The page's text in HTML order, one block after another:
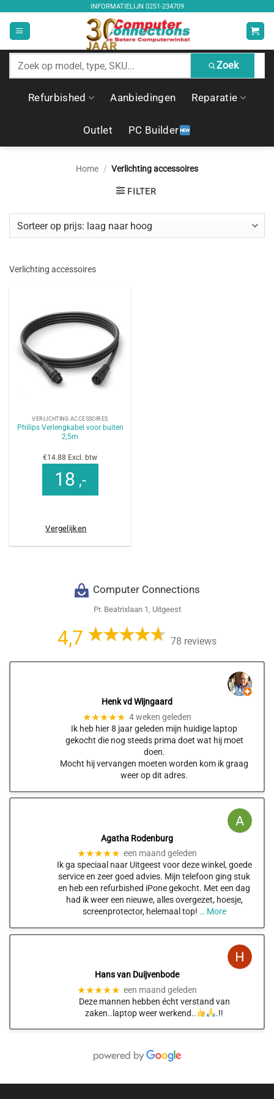
inhoud
INFORMATIELIJN 0251-234709
Zoek
producten
Zoek
Refurbished Aanbiedingen Reparatie
Outlet PC Builder
Home / Verlichting accessoires
FILTER
Verlichting accessoires
VERLICHTING ACCESSOIRES
Philips Verlengkabel voor buiten
2,5m
€14.88 Excl. btw
18 ,-
Vergelijken
Computer Connections
Pr. Beatrixlaan 1, Uitgeest
4,7 78 reviews
Henk vd Wijngaard
★★★★★ 4 weken geleden
Ik heb hier 8 jaar geleden mijn huidige laptop
gekocht die nog steeds prima doet wat hij moet
doen.
Mocht hij vervangen moeten worden kom ik graag
weer op dit adres.
Agatha Rodenburg
★★★★★ een maand geleden
Ik ga speciaal naar Uitgeest voor deze winkel, goede
service en zeer goed advies. Mijn telefoon ging stuk
en heb een refurbished iPone gekocht. Met een dag
had ik weer een nieuwe, alles overgezet, hoesje,
screenprotector, helemaal top! … More
Hans van Duijvenbode
★★★★★ een maand geleden
Deze mannen hebben écht verstand van
zaken..laptop weer werkend..
.!!